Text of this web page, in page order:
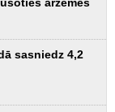
sasniedz 4,2